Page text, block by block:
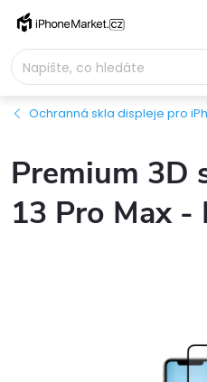
Přejít
obsah
Ochranná skla displeje pro
Premium 3D
13 Pro Max -